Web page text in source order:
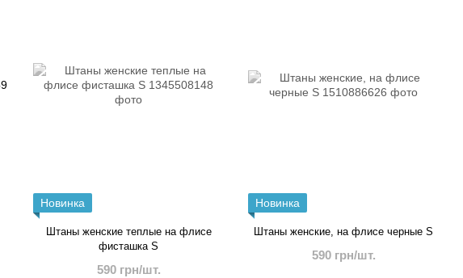
Новинка
Штаны женские теплые на флисе
фисташка S
590 грн/шт.
Новинка
Штаны женские, на флисе черные S
590 грн/шт.